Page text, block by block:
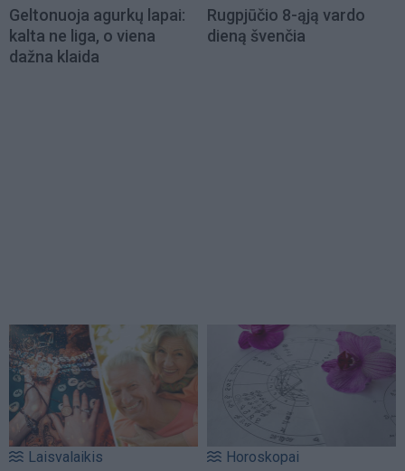
Geltonuoja agurkų lapai:
kalta ne liga, o viena
dažna klaida
Rugpjūčio 8-ąją vardo
dieną švenčia
Laisvalaikis Horoskopai